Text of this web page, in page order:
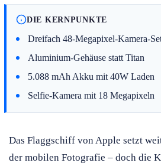
DIE KERNPUNKTE
Dreifach 48-Megapixel-Kamera-
Aluminium-Gehäuse statt Titan
5.088 mAh Akku mit 40W Laden
Selfie-Kamera mit 18 Megapixeln
Das Flaggschiff von Apple setzt
der mobilen Fotografie – doch die